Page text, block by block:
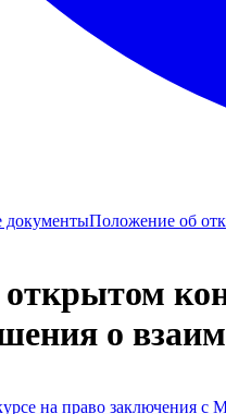
документыПоложение об
о
на право заключения с